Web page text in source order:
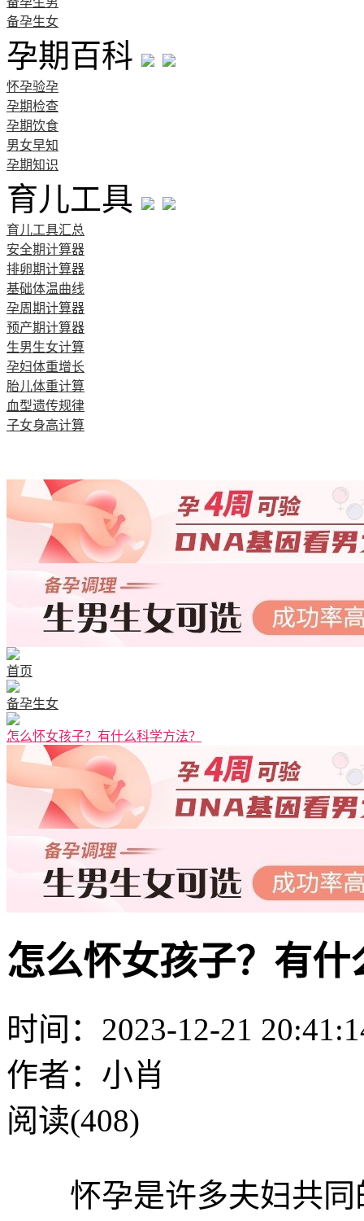
备孕生女
孕期百科
怀孕验孕
孕期检查
孕期饮食
男女早知
孕期知识
育儿工具
育儿工具汇总
安全期计算器
排卵期计算器
基础体温曲线
孕周期计算器
预产期计算器
生男生女计算
孕妇体重增长
胎儿体重计算
血型遗传规律
子女身高计算
首页
备孕生女
怎么怀女孩子？有什么科学方法？
怎么怀女孩子？有
时间：2023-12-21
作者：小肖
阅读(408)
怀孕是许多夫妇共同